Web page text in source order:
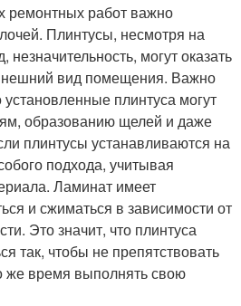
работ важно
Плинтусы, несмотря на
могут оказать
вид помещения. Важно
плинтуса могут
образованию щелей и даже
плинтусы устанавливаются на
подхода, учитывая
Ламинат имеет
и сжиматься в зависимости от
Это значит, что плинтуса
так, чтобы не препятствовать
же время выполнять свою